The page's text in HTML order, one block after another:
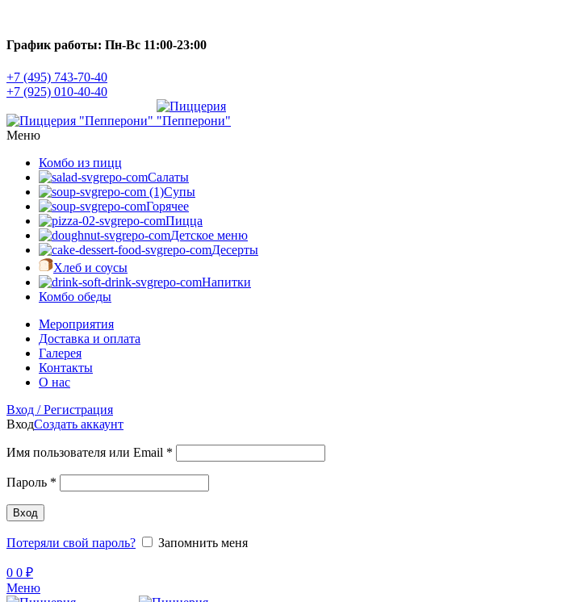
График работы: Пн-Вс 11:00-23:00
+7 (495) 743-70-40
+7 (925) 010-40-40
Меню
Комбо из пицц
Салаты
Супы
Горячее
Пицца
Детское меню
Десерты
Хлеб и соусы
Напитки
Комбо обеды
Мероприятия
Доставка и оплата
Галерея
Контакты
О нас
Вход / Регистрация
ВходСоздать аккаунт
Имя пользователя или Email *
Пароль *
Вход
Потеряли свой пароль? Запомнить меня
0 0 ₽
Меню